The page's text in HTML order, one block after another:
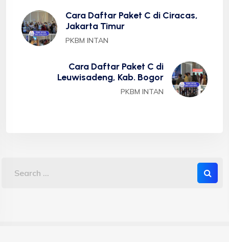
Cara Daftar Paket C di Ciracas,
Jakarta Timur
PKBM INTAN
Cara Daftar Paket C di
Leuwisadeng, Kab. Bogor
PKBM INTAN